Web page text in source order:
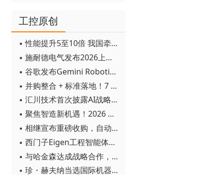
工控原创
▪ 性能提升5至10倍 我国牵头制定的WiTSnet工业以太网国际标准正式发布
▪ 施耐德电气发布2026上半年可持续发展成绩单 "Impact 2030"路线图开局稳健
▪ 谷歌发布Gemini Robotics 2模型 实现人形机器人全身智能控制突破
▪ 并购整合 + 标准落地！7 月工业自动化产业动态速递
▪ 汇川技术首次披露AI战略进展：从两个方面推动“AI业务化”落地
▪ 聚焦智造新机遇！2026 青岛数字化及智能制造技术论坛圆满落幕
▪ 相继宣布重磅收购，自动化巨头新一轮并购潮剑指何方？
▪ 西门子Eigen工程智能体落地中国，工业AI跨越物理世界“确定性”拐点
▪ 与哈金森达成战略合作，乐聚机器人何以持续获得工业巨头青睐？
▪ 珍・赫夫纳当选国际机器人联合会新任主席